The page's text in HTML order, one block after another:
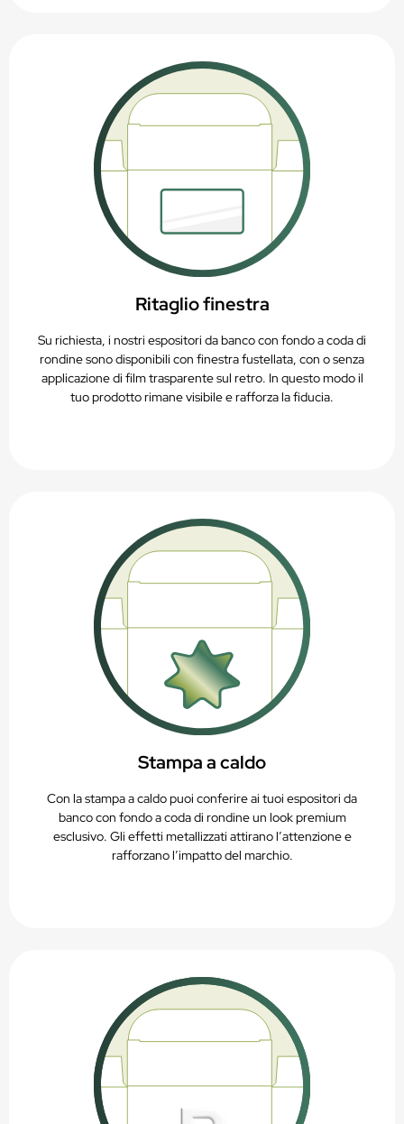
Ritaglio finestra
Su richiesta, i nostri espositori da banco con fondo a coda di
rondine sono disponibili con finestra fustellata, con o senza
applicazione di film trasparente sul retro. In questo modo il
tuo prodotto rimane visibile e rafforza la fiducia.
Stampa a caldo
Con la stampa a caldo puoi conferire ai tuoi espositori da
banco con fondo a coda di rondine un look premium
esclusivo. Gli effetti metallizzati attirano l’attenzione e
rafforzano l’impatto del marchio.